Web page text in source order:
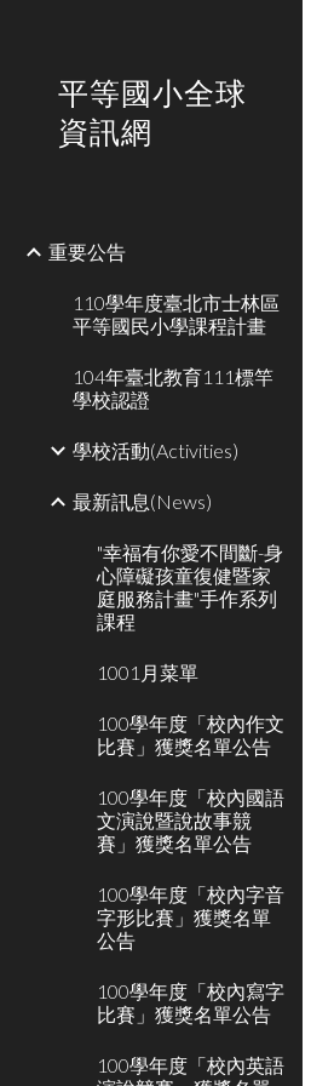
平等國小全球
資訊網
重要公告
110學年度臺北市士林區
平等國民小學課程計畫
104年臺北教育111標竿
學校認證
學校活動(Activities)
最新訊息(News)
"幸福有你愛不間斷-身
心障礙孩童復健暨家
庭服務計畫"手作系列
課程
1001月菜單
100學年度「校內作文
比賽」獲獎名單公告
100學年度「校內國語
文演說暨說故事競
賽」獲獎名單公告
100學年度「校內字音
字形比賽」獲獎名單
公告
100學年度「校內寫字
比賽」獲獎名單公告
100學年度「校內英語